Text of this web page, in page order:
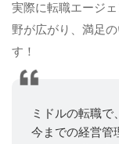
実際に転職エージ
野が広がり、満足
す！
ミドルの転職で
今までの経営管